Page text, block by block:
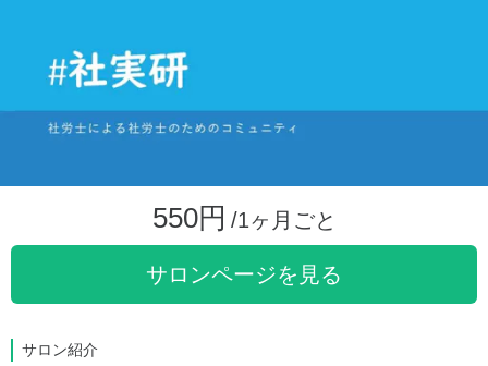
550円 /1ヶ月ごと
サロンページを見る
サロン紹介